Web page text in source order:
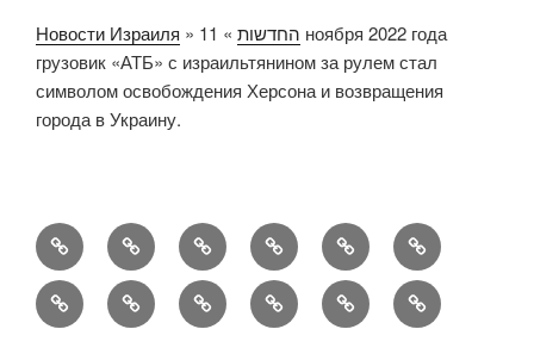
Новости Израиля » החדשות »
11 ноября 2022 года
грузовик «АТБ» с израильтянином за рулем стал
символом освобождения Херсона и возвращения
города в Украину.
החדשותНовости
Израиля
от
valgus
РусскийНовости
Израиля
Политика
конфиденциальности
Israel
News
Sweet
Turns
Why
NAnews
When
Worlds
An
Ultra-
Как
разведение
Как
индустрия